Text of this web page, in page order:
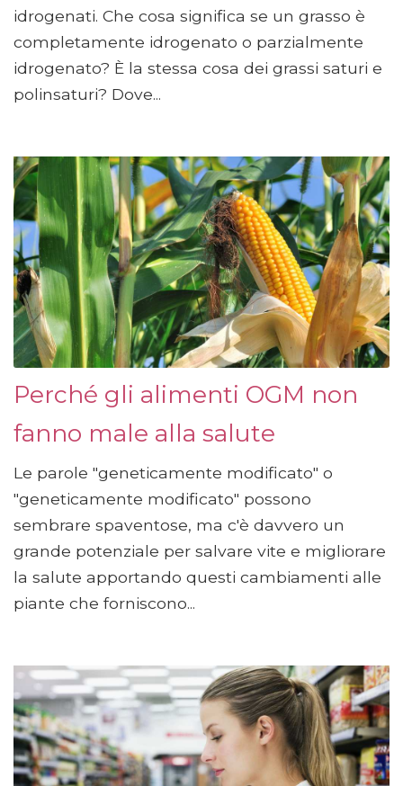
idrogenati. Che cosa significa se un grasso è
completamente idrogenato o parzialmente
idrogenato? È la stessa cosa dei grassi saturi e
polinsaturi? Dove...
Perché gli alimenti OGM non
fanno male alla salute
Le parole "geneticamente modificato" o
"geneticamente modificato" possono
sembrare spaventose, ma c'è davvero un
grande potenziale per salvare vite e migliorare
la salute apportando questi cambiamenti alle
piante che forniscono...